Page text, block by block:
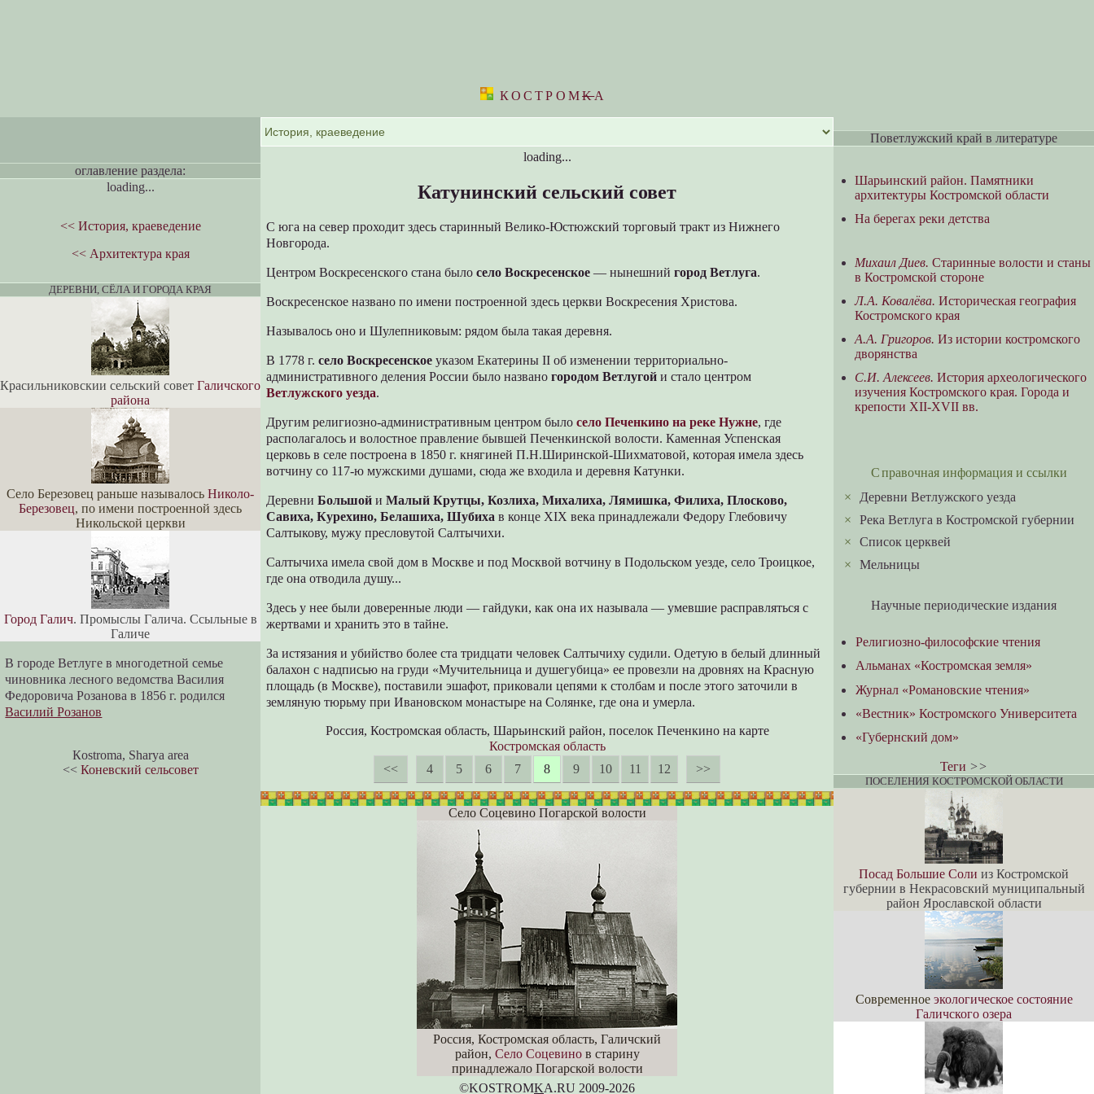
КОСТРОМKА
loading...
Катунинский сельский совет
С юга на север проходит здесь старинный Велико-Юстюжский торговый тракт из Нижнего
Новгорода.
Центром Воскресенского стана былосело Воскресенское — нынешнийгород Ветлуга.
Воскресенское названо по имени построенной здесь церкви Воскресения Христова.
Называлось оно и Шулепниковым: рядом была такая деревня.
В 1778 г.село Воскресенское указом Екатерины II об изменении территориально-
административного деления России было названогородом Ветлугой и стало центром
Ветлужского уезда.
Другим религиозно-административным центром былосело Печенкино на реке Нужне, где
располагалось и волостное правление бывшей Печенкинской волости. Каменная Успенская
церковь в селе построена в 1850 г. княгиней П.Н.Ширинской-Шихматовой, которая имела здесь
вотчину со 117-ю мужскими душами, сюда же входила и деревня Катунки.
ДеревниБольшой иМалый Крутцы, Козлиха, Михалиха, Лямишка, Филиха, Плосково,
Савиха, Курехино, Белашиха, Шубиха в конце XIX века принадлежали Федору Глебовичу
Салтыкову, мужу пресловутой Салтычихи.
Салтычиха имела свой дом в Москве и под Москвой вотчину в Подольском уезде, село Троицкое,
где она отводила душу...
Здесь у нее были доверенные люди — гайдуки, как она их называла — умевшие расправляться с
жертвами и хранить это в тайне.
За истязания и убийство более ста тридцати человек Салтычиху судили. Одетую в белый длинный
балахон с надписью на груди «Мучительница и душегубица» ее провезли на дровнях на Красную
площадь (в Москве), поставили эшафот, приковали цепями к столбам и после этого заточили в
земляную тюрьму при Ивановском монастыре на Солянке, где она и умерла.
Россия, Костромская область, Шарьинский район, поселок Печенкино на карте
Костромская область
<<
4 5 6 7 8 9 10 11 12 >>
Село Соцевино Погарской волости
Россия, Костромская область, Галичский
район, Село Соцевинов старину
принадлежало Погарской волости
©KOSTROMKA.RU 2009-2026
оглавление раздела:
loading...
<< История, краеведение
<< Архитектура края
ДЕРЕВНИ, СЁЛА И ГОРОДА КРАЯ
Красильниковскии сельский совет Галичского
района
Село Березовец раньше называлось Николо-
Березовец, по имени построенной здесь
Никольской церкви
Город Галич. Промыслы Галича. Ссыльные в
Галиче
В городе Ветлуге в многодетной семье
чиновника лесного ведомства Василия
Федоровича Розанова в 1856 г. родился
Василий Розанов
Кostroma, Sharya area
<< Коневский сельсовет
Поветлужский край в литературе
Шарьинский район. Памятники
архитектуры Костромской области
На берегах реки детства
Михаил Диев. Старинные волости и станы
в Костромской стороне
Л.А. Ковалёва. Историческая география
Костромского края
А.А. Григоров. Из истории костромского
дворянства
С.И. Алексеев. История археологического
изучения Костромского края. Города и
крепости XII-XVII вв.
Справочная информация и ссылки
Деревни Ветлужского уезда
×Река Ветлуга в Костромской губернии
×Список церквей
×Мельницы
Научные периодические издания
Религиозно-философские чтения
Альманах «Костромская земля»
Журнал «Романовские чтения»
«Вестник» Костромского Университета
«Губернский дом»
Теги >>
ПОСЕЛЕНИЯ КОСТРОМСКОЙ ОБЛАСТИ
Посад Большие Соли из Костромской
губернии в Некрасовский муниципальный
район Ярославской области
Современное экологическое состояние
Галичского озера